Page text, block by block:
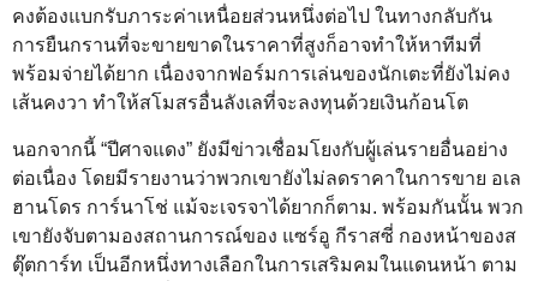
คงต้องแบกรับภาระค่าเหนื่อยส่วนหนึ่งต่อไป ในทางกลับกัน
การยืนกรานที่จะขายขาดในราคาที่สูงก็อาจทำให้หาทีมที่
พร้อมจ่ายได้ยาก เนื่องจากฟอร์มการเล่นของนักเตะที่ยังไม่คง
เส้นคงวา ทำให้สโมสรอื่นลังเลที่จะลงทุนด้วยเงินก้อนโต
นอกจากนี้ “ปีศาจแดง” ยังมีข่าวเชื่อมโยงกับผู้เล่นรายอื่นอย่าง
ต่อเนื่อง โดยมีรายงานว่าพวกเขายังไม่ลดราคาในการขาย อเล
ฮานโดร การ์นาโช่ แม้จะเจรจาได้ยากก็ตาม. พร้อมกันนั้น พวก
เขายังจับตามองสถานการณ์ของ แซร์อู กีราสซี่ กองหน้าของส
ตุ๊ตการ์ท เป็นอีกหนึ่งทางเลือกในการเสริมคมในแดนหน้า ตาม